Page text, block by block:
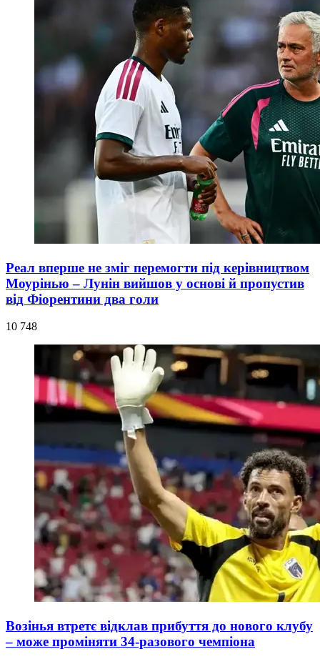
Реал вперше не зміг перемогти під керівництвом
Моурінью – Лунін вийшов у основі й пропустив
від Фіорентини два голи
10 748
Возінья втретє відклав прибуття до нового клубу
– може проміняти 34-разового чемпіона